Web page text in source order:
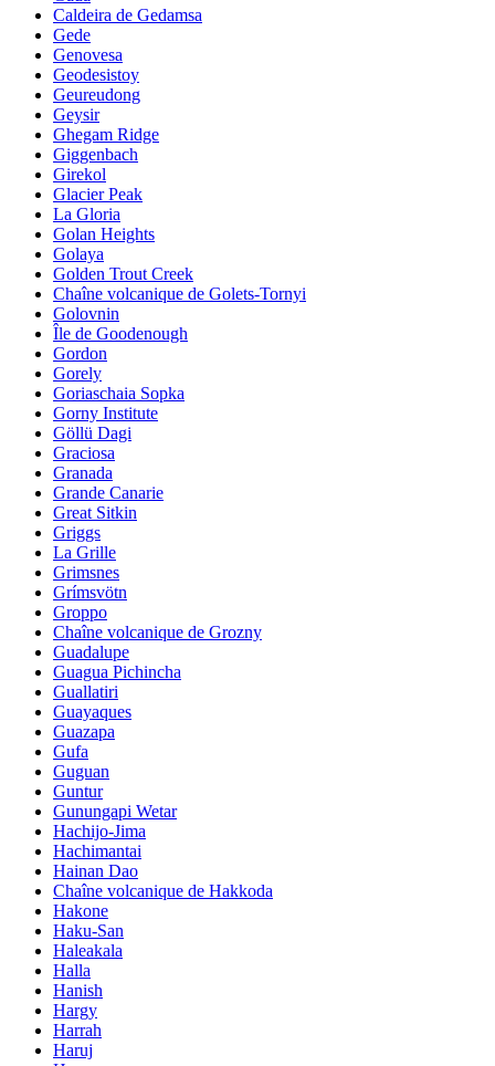
Caldeira de Gedamsa
Gede
Genovesa
Geodesistoy
Geureudong
Geysir
Ghegam Ridge
Giggenbach
Girekol
Glacier Peak
La Gloria
Golan Heights
Golaya
Golden Trout Creek
Chaîne volcanique de Golets-Tornyi
Golovnin
Île de Goodenough
Gordon
Gorely
Goriaschaia Sopka
Gorny Institute
Göllü Dagi
Graciosa
Granada
Grande Canarie
Great Sitkin
Griggs
La Grille
Grimsnes
Grímsvötn
Groppo
Chaîne volcanique de Grozny
Guadalupe
Guagua Pichincha
Guallatiri
Guayaques
Guazapa
Gufa
Guguan
Guntur
Gunungapi Wetar
Hachijo-Jima
Hachimantai
Hainan Dao
Chaîne volcanique de Hakkoda
Hakone
Haku-San
Haleakala
Halla
Hanish
Hargy
Harrah
Haruj